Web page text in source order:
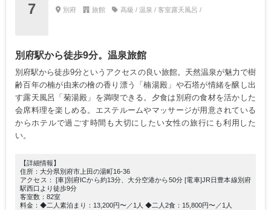
7 別府 旅館 高級 / 温泉 / 客室露天風呂 /
別府駅から徒歩9分。温泉旅館
別府駅から徒歩9分というアクセスの良い旅館。天然温泉が魅力で樹
齢百年の楠が由来の檜の香り漂う「楠湯殿」や石塔が情緒を醸し出
す露天風呂「菊湯殿」を満喫できる。夕食は別府の食材を活かした
会席料理を楽しめる。エステルームやマッサージが用意されている
からホテルで過ごす時間も大切にしたい女性の旅行にも利用した
い。
【詳細情報】
住所：大分県別府市上田の湯町16-36
アクセス： [車]別府ICから約13分、大分空港から50分 [電車]JR日豊本線別府
駅西口より徒歩9分
客室数：82室
料金：◆二人素泊まり：13,200円〜／1人 ◆二人2食：15,800円〜／1人